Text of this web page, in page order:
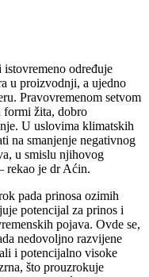
određuje
u proizvodnji, a ujedno
Pravovremenom setvom
formi žita, dobro
U uslovima klimatskih
na smanjenje negativnog
u smislu njihovog
rekao je dr Aćin.
pada prinosa ozimih
potencijal za prinos i
pojava. Ovde se,
nedovoljno razvijene
i potencijalno visoke
što prouzrokuje